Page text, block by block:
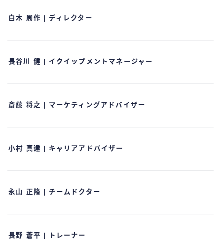
白木 周作 | ディレクター
長谷川 健 | イクイップメントマネージャー
斎藤 将之 | マーケティングアドバイザー
小村 真達 | キャリアアドバイザー
永山 正隆 | チームドクター
長野 蒼平 | トレーナー